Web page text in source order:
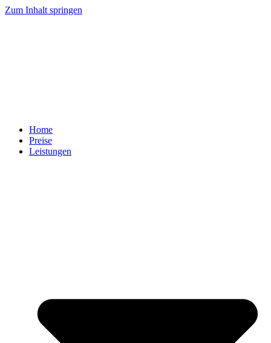
Zum Inhalt springen
Home
Preise
Leistungen